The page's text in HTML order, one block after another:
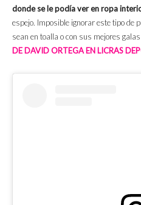
donde se le podía ver en ropa
espejo. Imposible ignorar este tipo de
sean en toalla o con sus mejores
DE DAVID ORTEGA EN LICRAS